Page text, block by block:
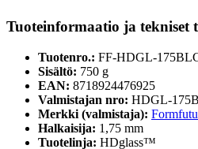
Tuoteinformaatio ja tekniset
Tuotenro.: FF-HDGL-
Sisältö: 750 g
EAN: 8718924476925
Valmistajan nro: HDGL-
Merkki (valmistaja):
Halkaisija: 1,75 mm
Tuotelinja: HDglass™